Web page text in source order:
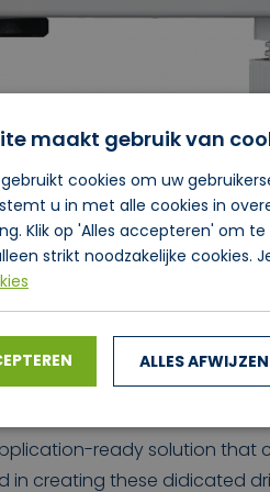
to rotary heat
oriented sensorless
solution gives you an
monitor, which means
is absent.
ready solution
creating these didicated
maakt gebruik van
cookies om uw
u in met alle cookies in
Klik op 'Alles accepteren' om
strikt noodzakelijke cookies.
ALLES AFWIJZEN